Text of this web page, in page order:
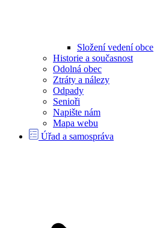
Složení vedení obce
Historie a současnost
Odolná obec
Ztráty a nálezy
Odpady
Senioři
Napište nám
Mapa webu
Úřad a samospráva